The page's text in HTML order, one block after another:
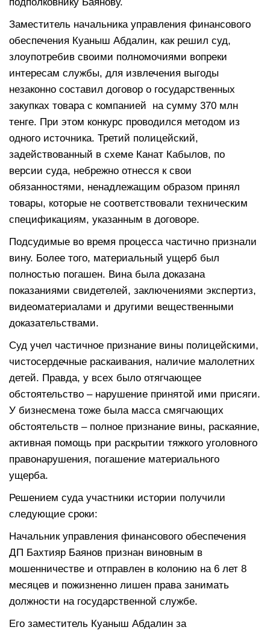
Заместитель начальника управления финансового
обеспечения Куаныш Абдалин, как решил суд,
злоупотребив своими полномочиями вопреки
интересам службы, для извлечения выгоды
незаконно составил договор о государственных
закупках товара с компанией на сумму 370 млн
тенге. При этом конкурс проводился методом из
одного источника. Третий полицейский,
задействованный в схеме Канат Кабылов, по
версии суда, небрежно отнесся к свои
обязанностями, ненадлежащим образом принял
товары, которые не соответствовали техническим
спецификациям, указанным в договоре.
Подсудимые во время процесса частично признали
вину. Более того, материальный ущерб был
полностью погашен. Вина была доказана
показаниями свидетелей, заключениями экспертиз,
видеоматериалами и другими вещественными
доказательствами.
Суд учел частичное признание вины полицейскими,
чистосердечные раскаивания, наличие малолетних
детей. Правда, у всех было отягчающее
обстоятельство – нарушение принятой ими присяги.
У бизнесмена тоже была масса смягчающих
обстоятельств – полное признание вины, раскаяние,
активная помощь при раскрытии тяжкого уголовного
правонарушения, погашение материального
ущерба.
Решением суда участники истории получили
следующие сроки:
Начальник управления финансового обеспечения
ДП Бахтияр Баянов признан виновным в
мошенничестве и отправлен в колонию на 6 лет 8
месяцев и пожизненно лишен права занимать
должности на государственной службе.
Его заместитель Куаныш Абдалин за